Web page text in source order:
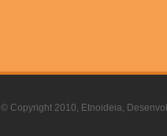
© Copyright 2010, Etnoideia,